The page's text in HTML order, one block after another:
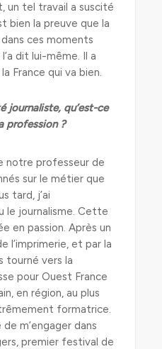
un tel travail a suscité
bien la preuve que la
ces moments
dit lui-même. Il a
France qui va bien.
journaliste, qu’est-ce
profession ?
notre professeur de
sur le métier que
tard, j’ai
le journalisme. Cette
en passion. Après un
l’imprimerie, et par la
tourné vers la
pour Ouest France
en région, au plus
formatrice.
de m’engager dans
premier festival de